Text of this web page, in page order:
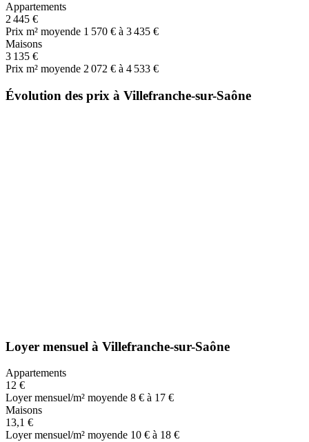
Appartements
2 445 €
Prix m² moyende 1 570 € à 3 435 €
Maisons
3 135 €
Prix m² moyende 2 072 € à 4 533 €
Évolution des prix à Villefranche-sur-Saône
Loyer mensuel à Villefranche-sur-Saône
Appartements
12 €
Loyer mensuel/m² moyende 8 € à 17 €
Maisons
13,1 €
Loyer mensuel/m² moyende 10 € à 18 €